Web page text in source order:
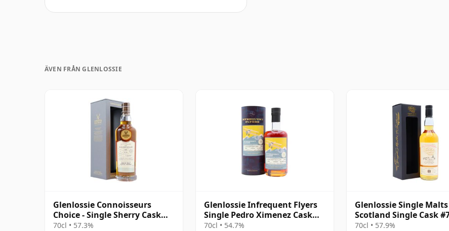
ÄVEN FRÅN GLENLOSSIE
Glenlossie Connoisseurs
Choice - Single Sherry Cask
#3795 1997 24 år gammal
70cl • 57.3%
Glenlossie Infrequent Flyers
Single Pedro Ximenez Cask
#9096 2009 16 år gammal
70cl • 54.7%
Glenlossie Single
Scotland Single Cask
2008 14 år gammal
70cl • 57.9%